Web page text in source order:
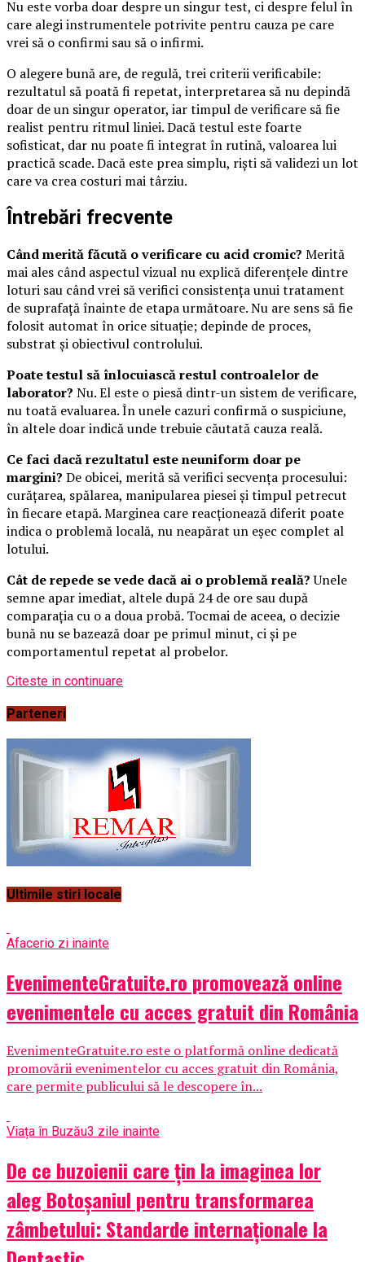
Nu este vorba doar despre un singur test, ci despre felul în
care alegi instrumentele potrivite pentru cauza pe care
vrei să o confirmi sau să o infirmi.
O alegere bună are, de regulă, trei criterii verificabile:
rezultatul să poată fi repetat, interpretarea să nu depindă
doar de un singur operator, iar timpul de verificare să fie
realist pentru ritmul liniei. Dacă testul este foarte
sofisticat, dar nu poate fi integrat în rutină, valoarea lui
practică scade. Dacă este prea simplu, riști să validezi un lot
care va crea costuri mai târziu.
Întrebări frecvente
Când merită făcută o verificare cu acid cromic? Merită
mai ales când aspectul vizual nu explică diferențele dintre
loturi sau când vrei să verifici consistența unui tratament
de suprafață înainte de etapa următoare. Nu are sens să fie
folosit automat în orice situație; depinde de proces,
substrat și obiectivul controlului.
Poate testul să înlocuiască restul controalelor de
laborator? Nu. El este o piesă dintr-un sistem de verificare,
nu toată evaluarea. În unele cazuri confirmă o suspiciune,
în altele doar indică unde trebuie căutată cauza reală.
Ce faci dacă rezultatul este neuniform doar pe
margini? De obicei, merită să verifici secvența procesului:
curățarea, spălarea, manipularea piesei și timpul petrecut
în fiecare etapă. Marginea care reacționează diferit poate
indica o problemă locală, nu neapărat un eșec complet al
lotului.
Cât de repede se vede dacă ai o problemă reală?Unele
semne apar imediat, altele după 24 de ore sau după
comparația cu o a doua probă. Tocmai de aceea, o decizie
bună nu se bazează doar pe primul minut, ci și pe
comportamentul repetat al probelor.
Citeste in continuare
Parteneri
Ultimile stiri locale
Afacerio zi inainte
EvenimenteGratuite.ro promovează online
evenimentele cu acces gratuit din România
EvenimenteGratuite.ro este o platformă online dedicată
promovării evenimentelor cu acces gratuit din România,
care permite publicului să le descopere în...
Viața în Buzău3 zile inainte
De ce buzoienii care țin la imaginea lor
aleg Botoșaniul pentru transformarea
zâmbetului: Standarde internaționale la